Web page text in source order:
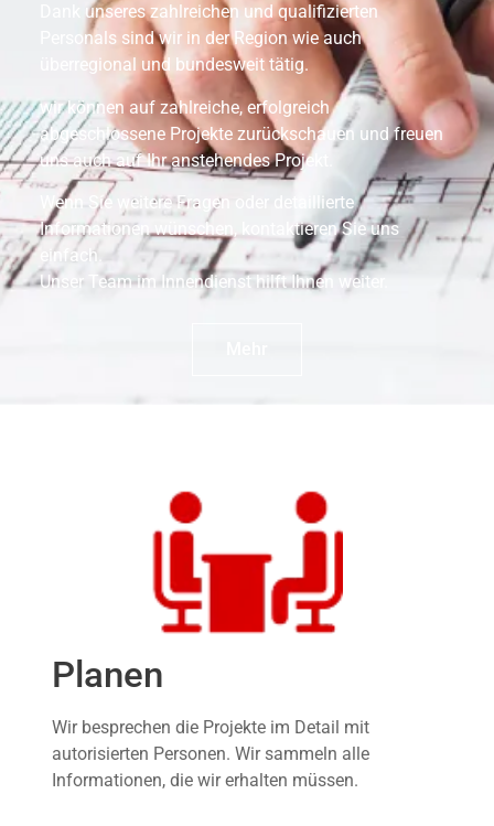
Dank unseres zahlreichen und qualifizierten
Personals sind wir in der Region wie auch
überregional und bundesweit tätig.
wir können auf zahlreiche, erfolgreich
abgeschlossene Projekte zurückschauen und freuen
uns auch auf Ihr anstehendes Projekt.
Wenn Sie weitere Fragen oder detaillierte
Informationen wünschen, kontaktieren Sie uns
einfach.
Unser Team im Innendienst hilft Ihnen weiter.
Planen
Wir besprechen die Projekte im Detail mit
autorisierten Personen. Wir sammeln alle
Informationen, die wir erhalten müssen.